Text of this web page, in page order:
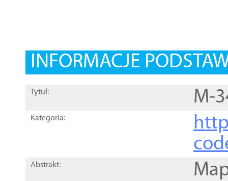
INFORMACJE
Tytuł: M-
Kategoria:
Abstrakt: